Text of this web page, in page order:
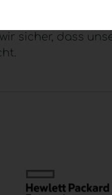
sicher, dass